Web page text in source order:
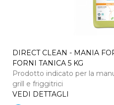
DIRECT CLEAN - MANIA
FORNI TANICA 5 KG
Prodotto indicato per la
grill e friggitrici
VEDI DETTAGLI